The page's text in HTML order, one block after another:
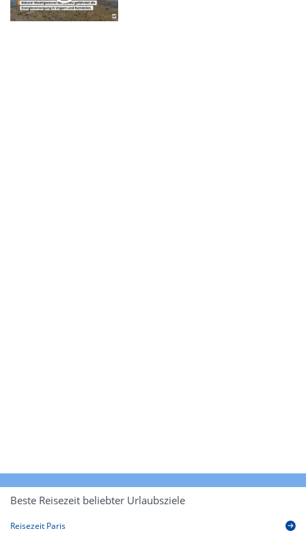
Beste Reisezeit beliebter Urlaubsziele
Reisezeit Paris